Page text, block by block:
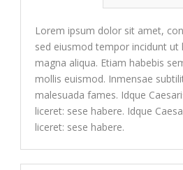
Lorem ipsum dolor sit amet,
sed eiusmod tempor incidunt ut
magna aliqua. Etiam habebis
mollis euismod. Inmensae
malesuada fames. Idque
liceret: sese habere. Idque
liceret: sese habere.